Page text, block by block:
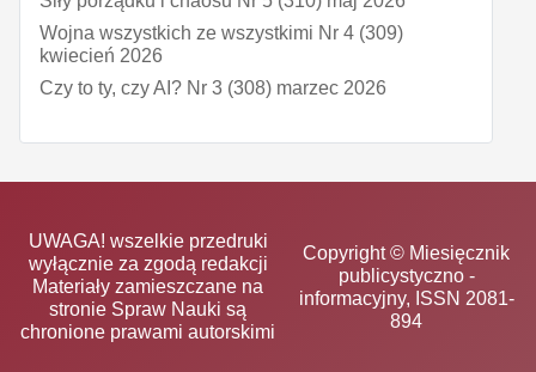
Wojna wszystkich ze wszystkimi Nr 4 (309)
kwiecień 2026
Czy to ty, czy AI? Nr 3 (308) marzec 2026
UWAGA! wszelkie przedruki
wyłącznie za zgodą redakcji
Materiały zamieszczane na
stronie Spraw Nauki są
chronione prawami autorskimi
Copyright © Miesięcznik
publicystyczno -
informacyjny, ISSN 2081-
894